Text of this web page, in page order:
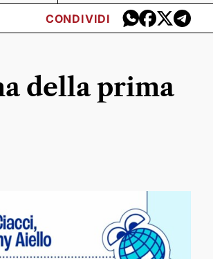
CONDIVIDI
della prima